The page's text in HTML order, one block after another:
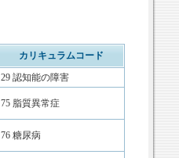
カリキュラムコード
29 認知能の障害
75 脂質異常症
76 糖尿病